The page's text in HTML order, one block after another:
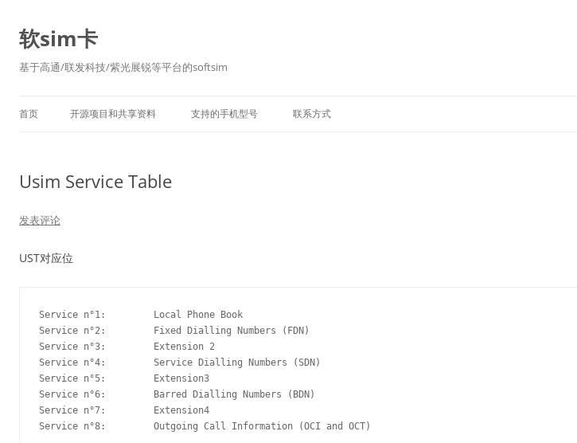
软sim卡
基于高通/联发科技/紫光展锐等平台的softsim
首页 开源项目和共享资料 支持的手机型号 联系方式
Usim Service Table
发表评论
UST对应位
Service n°1:　　　　　Local Phone Book
Service n°2:　　　　　Fixed Dialling Numbers (FDN)
Service n°3:　　　　　Extension 2
Service n°4:　　　　　Service Dialling Numbers (SDN)
Service n°5:　　　　　Extension3
Service n°6:　　　　　Barred Dialling Numbers (BDN)
Service n°7:　　　　　Extension4
Service n°8:　　　　　Outgoing Call Information (OCI and OCT)